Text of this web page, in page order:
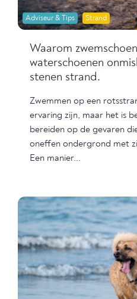
Adviseur & Tips Strand
Waarom
waterschoenen
stenen strand.
Zwemmen op een
ervaring zijn, maar het is
bereiden op de gevaren
oneffen ondergrond met
Een manier...